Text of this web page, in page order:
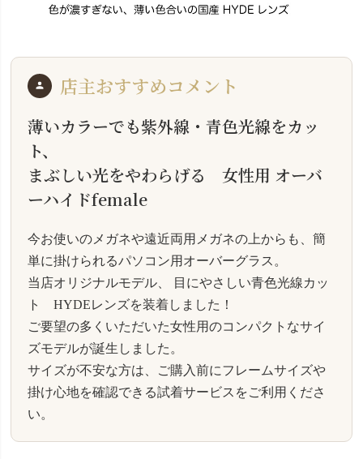
店主おすすめコメント
薄いカラーでも紫外線・青色光線をカッ
ト、
まぶしい光をやわらげる 女性用 オーバ
ーハイドfemale
今お使いのメガネや遠近両用メガネの上からも、簡
単に掛けられるパソコン用オーバーグラス。
当店オリジナルモデル、 目にやさしい青色光線カッ
ト HYDEレンズを装着しました！
ご要望の多くいただいた女性用のコンパクトなサイ
ズモデルが誕生しました。
サイズが不安な方は、ご購入前にフレームサイズや
掛け心地を確認できる試着サービスをご利用くださ
い。